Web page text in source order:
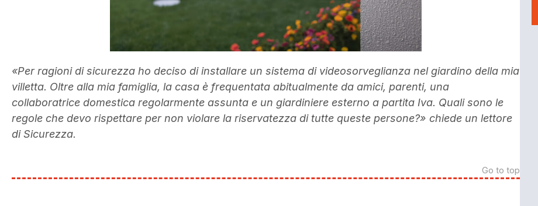
«Per ragioni di sicurezza ho deciso di installare un sistema di videosorveglianza nel giardino della mia
villetta. Oltre alla mia famiglia, la casa è frequentata abitualmente da amici, parenti, una
collaboratrice domestica regolarmente assunta e un giardiniere esterno a partita Iva. Quali sono le
regole che devo rispettare per non violare la riservatezza di tutte queste persone?» chiede un lettore
di Sicurezza.
Go to top